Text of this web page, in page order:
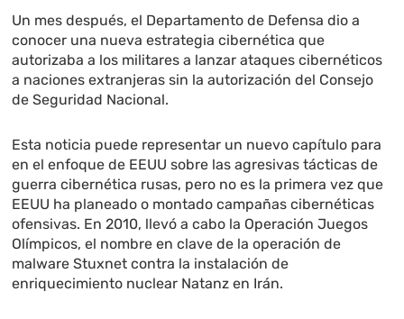
Un mes después, el Departamento de Defensa dio a
conocer una nueva estrategia cibernética que
autorizaba a los militares a lanzar ataques cibernéticos
a naciones extranjeras sin la autorización del Consejo
de Seguridad Nacional.
Esta noticia puede representar un nuevo capítulo para
en el enfoque de EEUU sobre las agresivas tácticas de
guerra cibernética rusas, pero no es la primera vez que
EEUU ha planeado o montado campañas cibernéticas
ofensivas. En 2010, llevó a cabo la Operación Juegos
Olímpicos, el nombre en clave de la operación de
malware Stuxnet contra la instalación de
enriquecimiento nuclear Natanz en Irán.